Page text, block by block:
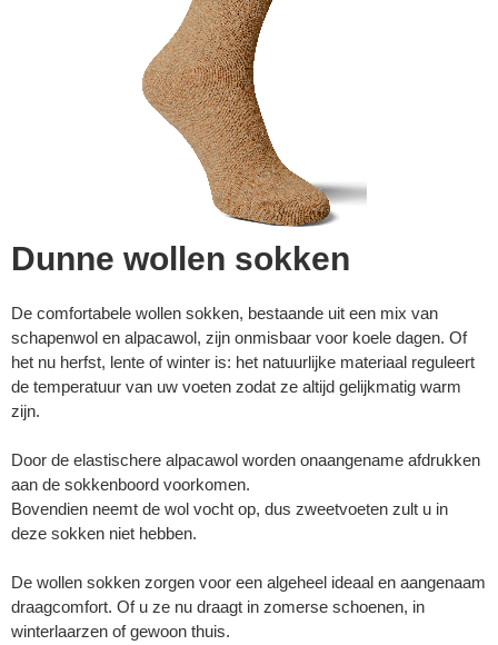
Dunne wollen sokken
De comfortabele wollen sokken, bestaande uit een mix van
schapenwol en alpacawol, zijn onmisbaar voor koele dagen. Of
het nu herfst, lente of winter is: het natuurlijke materiaal reguleert
de temperatuur van uw voeten zodat ze altijd gelijkmatig warm
zijn.
Door de elastischere alpacawol worden onaangename afdrukken
aan de sokkenboord voorkomen.
Bovendien neemt de wol vocht op, dus zweetvoeten zult u in
deze sokken niet hebben.
De wollen sokken zorgen voor een algeheel ideaal en aangenaam
draagcomfort. Of u ze nu draagt in zomerse schoenen, in
winterlaarzen of gewoon thuis.